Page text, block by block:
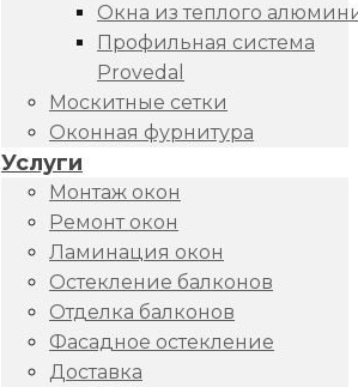
Окна из теплого
Профильная система
Provedal
Москитные сетки
Оконная фурнитура
Услуги
Монтаж окон
Ремонт окон
Ламинация окон
Остекление балконов
Отделка балконов
Фасадное остекление
Доставка